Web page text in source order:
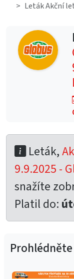
Leták Akční
Leták,
9.9.2025 -
snažíte
Platil do: